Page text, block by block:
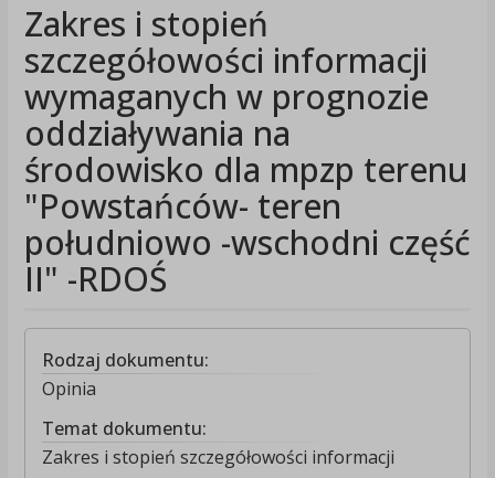
Zakres i stopień
szczegółowości informacji
wymaganych w prognozie
oddziaływania na
środowisko dla mpzp terenu
"Powstańców- teren
południowo -wschodni część
II" -RDOŚ
Rodzaj dokumentu:
Opinia
Temat dokumentu:
Zakres i stopień szczegółowości informacji